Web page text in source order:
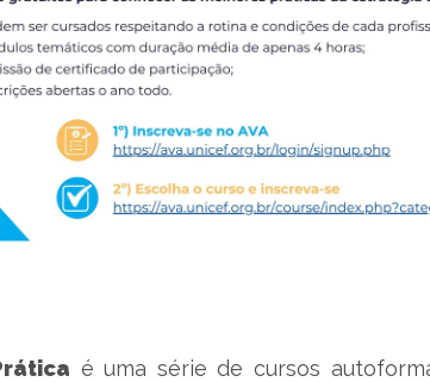
é uma série de cursos